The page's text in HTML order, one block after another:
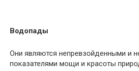
Водопады
Они являются непревзойденными и
показателями мощи и красоты